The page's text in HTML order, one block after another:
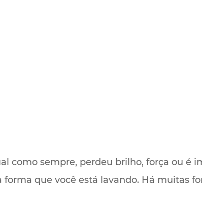
como sempre, perdeu brilho, força ou é
forma que você está lavando. Há muitas